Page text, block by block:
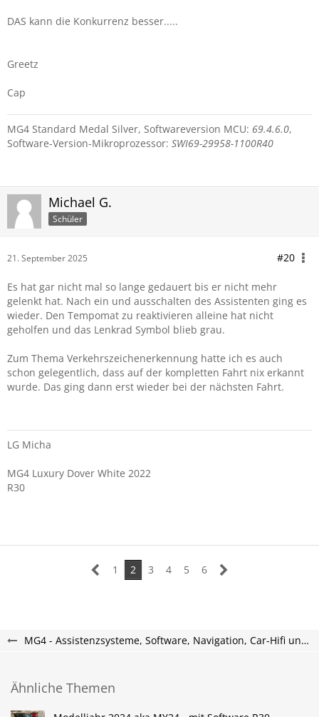
DAS kann die Konkurrenz besser.....
Greetz
Cap
MG4 Standard Medal Silver, Softwareversion MCU: 69.4.6.0,
Software-Version-Mikroprozessor: SWI69-29958-1100R40
Michael G.
Schüler
21. September 2025 #20
Es hat gar nicht mal so lange gedauert bis er nicht mehr
gelenkt hat. Nach ein und ausschalten des Assistenten ging es
wieder. Den Tempomat zu reaktivieren alleine hat nicht
geholfen und das Lenkrad Symbol blieb grau.
Zum Thema Verkehrszeichenerkennung hatte ich es auch
schon gelegentlich, dass auf der kompletten Fahrt nix erkannt
wurde. Das ging dann erst wieder bei der nächsten Fahrt.
LG Micha
MG4 Luxury Dover White 2022
R30
1 2 3 4 5 6
MG4 - Assistenzsysteme, Software, Navigation, Car-Hifi und Telefon
Ähnliche Themen